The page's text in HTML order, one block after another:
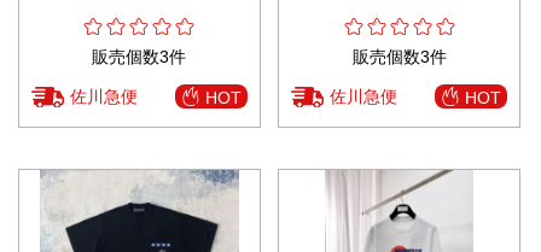
販売個数3件
佐川急便 HOT
販売個数3件
佐川急便 HOT